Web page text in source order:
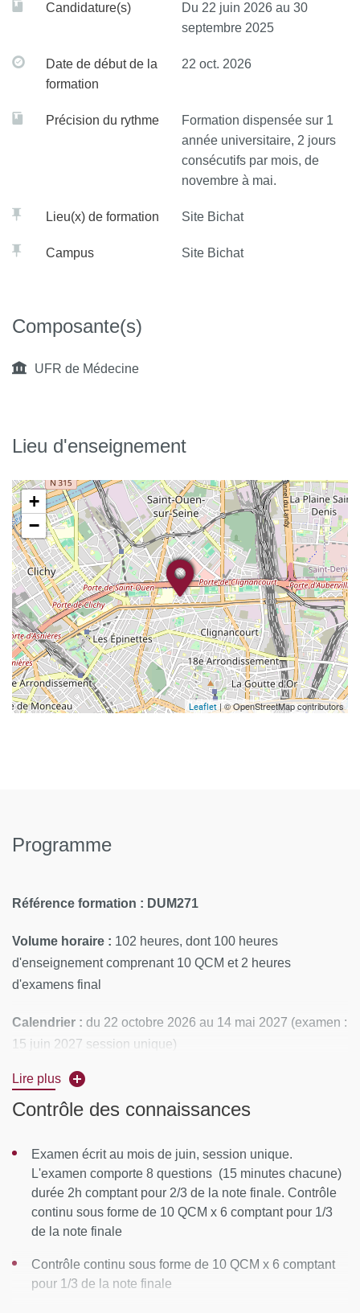
Candidature(s)
Du 22 juin 2026 au 30
septembre 2025
Date de début de la
formation
22 oct. 2026
Précision du rythme
Formation dispensée sur 1
année universitaire, 2 jours
consécutifs par mois, de
novembre à mai.
Lieu(x) de formation Site Bichat
Campus Site Bichat
Composante(s)
UFR de Médecine
Lieu d'enseignement
+
−
Leaflet | © OpenStreetMap contributors
Programme
Référence formation : DUM271
Volume horaire : 102 heures, dont 100 heures
d'enseignement comprenant 10 QCM et 2 heures
d'examens final
Calendrier : du 22 octobre 2026 au 14 mai 2027 (examen :
15 juin 2027 session unique)
Rythme : 2 jours consécutifs par mois
Lieu de la formation :Université Paris Cité, site Bichat, 16
CONTENUS PÉDAGOGIQUES
Infections "communautaires" graves
pharmacocinétique ; rôle du laboratoire
Lire plus
Contrôle des connaissances
Examen écrit au mois de juin, session unique.
L'examen comporte 8 questions (15 minutes chacune)
durée 2h comptant pour 2/3 de la note finale. Contrôle
continu sous forme de 10 QCM x 6 comptant pour 1/3
de la note finale
Contrôle continu sous forme de 10 QCM x 6 comptant
pour 1/3 de la note finale